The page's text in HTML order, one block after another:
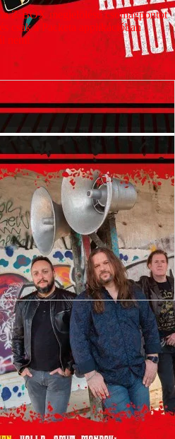
Z-BOX megjelölésű csomagpontot
csak a Packeta applikációban
nem!